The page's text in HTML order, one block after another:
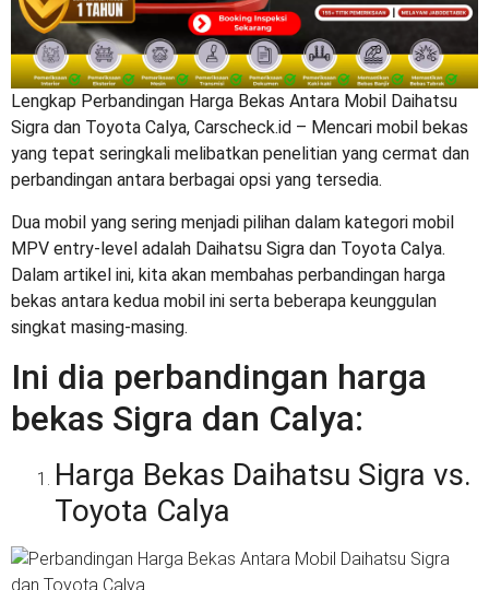
Lengkap Perbandingan Harga Bekas Antara Mobil Daihatsu
Sigra dan Toyota Calya, Carscheck.id – Mencari mobil bekas
yang tepat seringkali melibatkan penelitian yang cermat dan
perbandingan antara berbagai opsi yang tersedia.
Dua mobil yang sering menjadi pilihan dalam kategori mobil
MPV entry-level adalah Daihatsu Sigra dan Toyota Calya.
Dalam artikel ini, kita akan membahas perbandingan harga
bekas antara kedua mobil ini serta beberapa keunggulan
singkat masing-masing.
Ini dia perbandingan harga
bekas Sigra dan Calya:
Harga Bekas Daihatsu Sigra vs.
Toyota Calya